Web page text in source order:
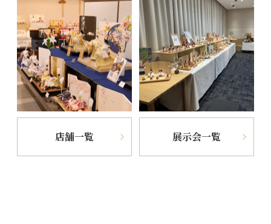
店舗一覧 展示会一覧